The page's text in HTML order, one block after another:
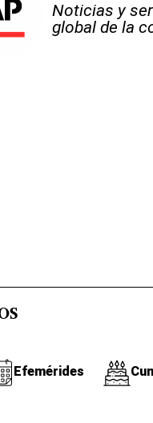
Noticias y
global de la
Efemérides